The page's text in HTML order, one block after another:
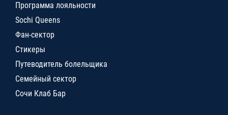
Программа лояльности
Sochi Queens
Фан-сектор
Стикеры
Путеводитель болельщика
Семейный сектор
Сочи Клаб Бар